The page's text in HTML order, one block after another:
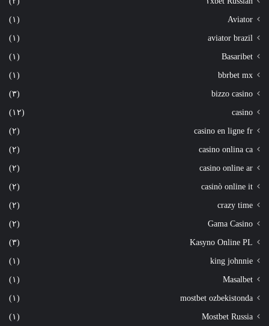
Aviator (١)
aviator brazil (١)
Basaribet (١)
bbrbet mx (١)
bizzo casino (٣)
casino (١٢)
casino en ligne fr (٢)
casino onlina ca (٢)
casino online ar (٢)
casinò online it (٢)
crazy time (٢)
Gama Casino (٢)
Kasyno Online PL (٣)
king johnnie (١)
Masalbet (١)
mostbet ozbekistonda (١)
Mostbet Russia (١)